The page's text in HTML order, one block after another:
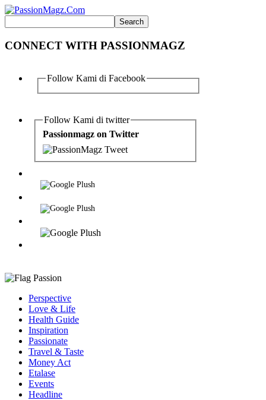
CONNECT WITH PASSIONMAGZ
Follow Kami di Facebook
Follow Kami di twitter
Passionmagz on Twitter
Tweet
Perspective
Love & Life
Health Guide
Inspiration
Passionate
Travel & Taste
Money Act
Etalase
Events
Headline